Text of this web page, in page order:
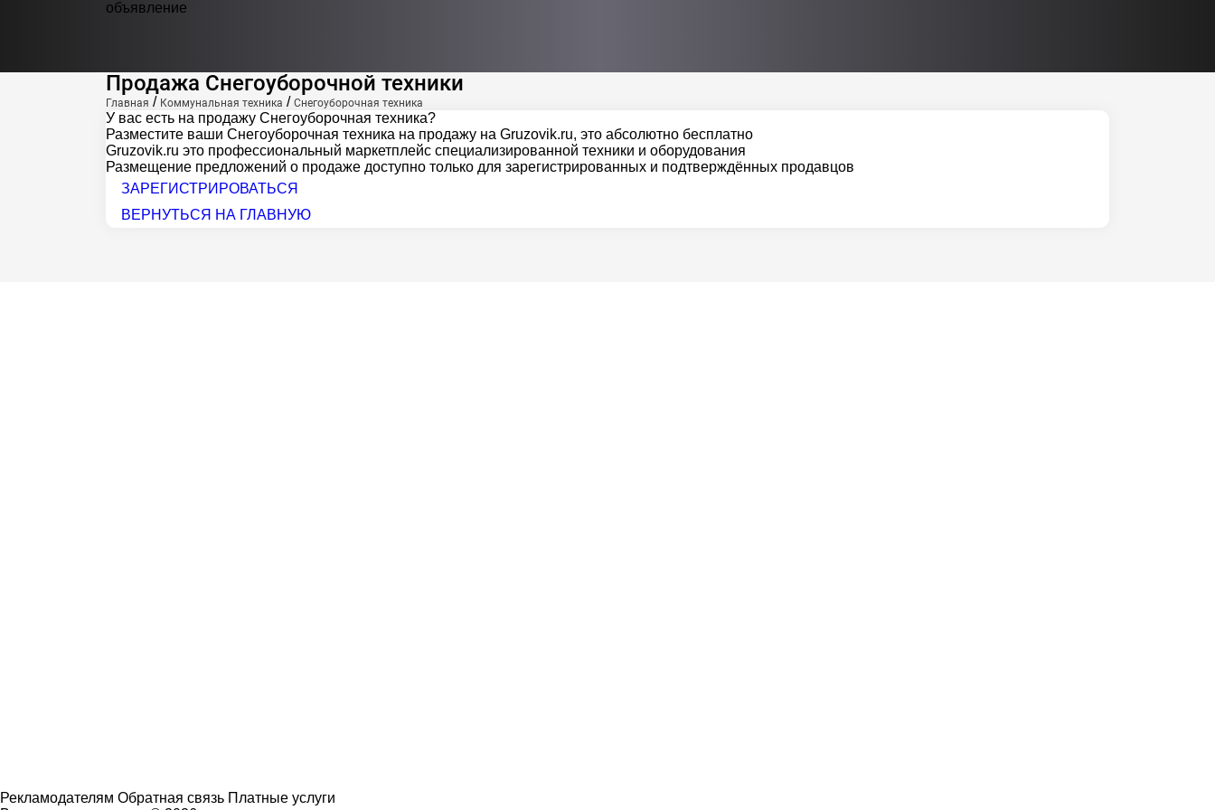
объявление
Продажа Снегоуборочной техники
Главная / Коммунальная техника / Снегоуборочная техника
У вас есть на продажу Снегоуборочная техника?
Разместите ваши Снегоуборочная техника на продажу на Gruzovik.ru, это абсолютно бесплатно
Gruzovik.ru это профессиональный маркетплейс специализированной техники и оборудования
Размещение предложений о продаже доступно только для зарегистрированных и подтверждённых продавцов
ЗАРЕГИСТРИРОВАТЬСЯ
ВЕРНУТЬСЯ НА ГЛАВНУЮ
Рекламодателям Обратная связь Платные услуги